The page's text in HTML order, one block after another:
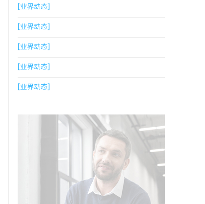
[业界动态]
[业界动态]
[业界动态]
[业界动态]
[业界动态]